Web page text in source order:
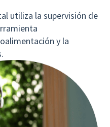
utiliza la supervisión de
y la